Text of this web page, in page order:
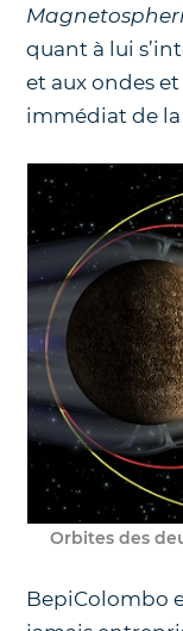
quant à lui
et aux ondes
immédiat de
Orbites des
BepiColombo